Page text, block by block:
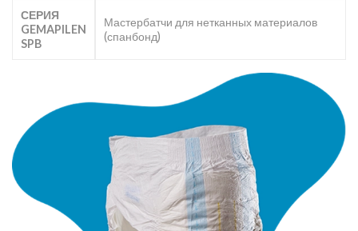
СЕРИЯ
GEMAPILEN
SPB
Мастербатчи для нетканных материалов
(спанбонд)